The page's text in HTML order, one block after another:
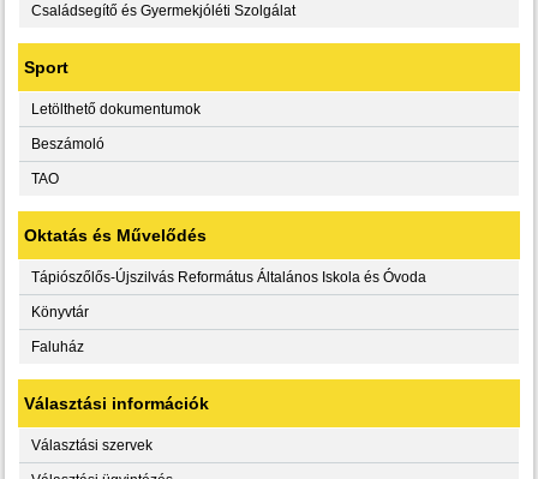
Családsegítő és Gyermekjóléti Szolgálat
Sport
Letölthető dokumentumok
Beszámoló
TAO
Oktatás és Művelődés
Tápiószőlős-Újszilvás Református Általános Iskola és Óvoda
Könyvtár
Faluház
Választási információk
Választási szervek